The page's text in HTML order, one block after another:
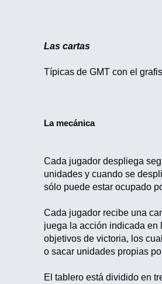
Las cartas
Típicas de GMT con el
La mecánica
Cada jugador despliega
unidades y cuando se
sólo puede estar ocupado
Cada jugador recibe una
juega la acción indicada en
objetivos de victoria, los
o sacar unidades propias
El tablero está dividido en